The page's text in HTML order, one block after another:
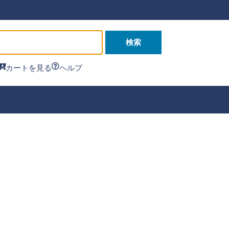
検索
カートを見る ヘルプ